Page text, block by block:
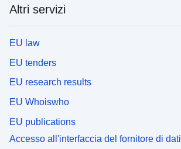
Altri servizi
EU law
EU tenders
EU research results
EU Whoiswho
EU publications
Accesso all'interfaccia del fornitore di dati